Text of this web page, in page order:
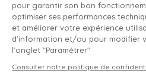
pour garantir son bon
optimiser ses performances
et améliorer votre expérience
d'information et/ou pour modifier
l'onglet "Paramétrer"
Consulter notre politique de
Signaler une nuisance
Espace emploi